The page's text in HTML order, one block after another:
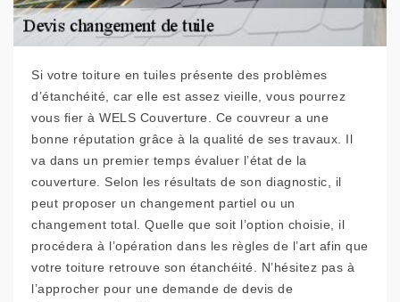
Si votre toiture en tuiles présente des problèmes
d’étanchéité, car elle est assez vieille, vous pourrez
vous fier à WELS Couverture. Ce couvreur a une
bonne réputation grâce à la qualité de ses travaux. Il
va dans un premier temps évaluer l’état de la
couverture. Selon les résultats de son diagnostic, il
peut proposer un changement partiel ou un
changement total. Quelle que soit l’option choisie, il
procédera à l’opération dans les règles de l’art afin que
votre toiture retrouve son étanchéité. N’hésitez pas à
l’approcher pour une demande de devis de